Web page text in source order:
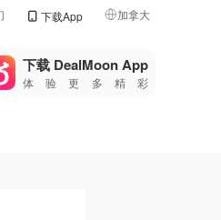
下载App 加拿大
🇺🇸
美国
🇨🇳中国
下载 DealMoon App
体验更多精彩